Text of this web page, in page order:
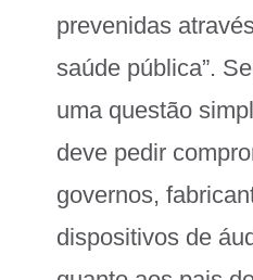
prevenidas
saúde pública”.
uma questão
deve pedir
governos,
dispositivos de